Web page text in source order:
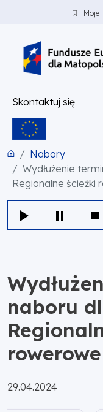
PRZEJDŹ DO TREŚCI
PRZEJDŹ DO MENUMoje
Skontaktuj się
Nabory
Wydłużenie
Regionalne ścieżki
naboru
Opublikowano:
29.04.2024